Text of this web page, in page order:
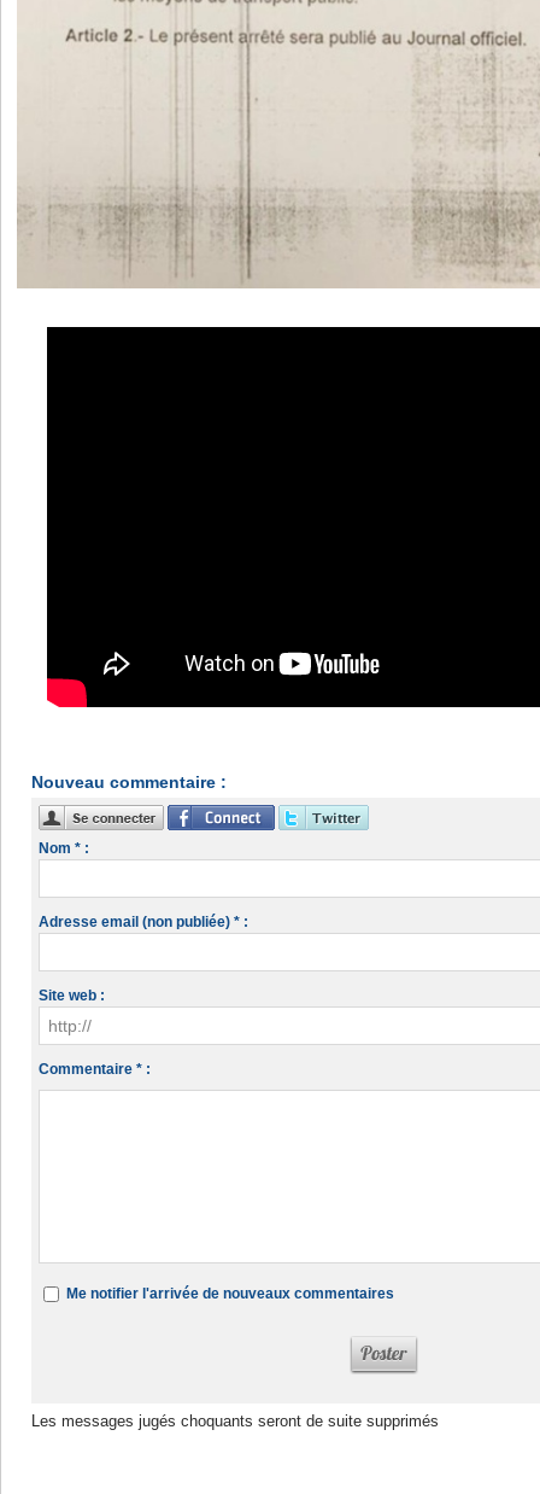
Nouveau commentaire :
Nom * :
Adresse email (non publiée) * :
Site web :
Commentaire * :
Me notifier l'arrivée de nouveaux commentaires
Les messages jugés choquants seront de suite supprimés